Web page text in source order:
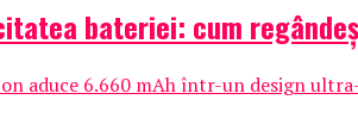
bateriei: cum
aduce 6.660 mAh într-un design